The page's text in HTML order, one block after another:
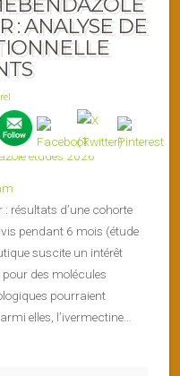
: ANALYSE DE
résultats d’une cohorte
pendant 6 mois (étude
suscite un intérêt
des molécules
pourraient
elles, l’ivermectine…